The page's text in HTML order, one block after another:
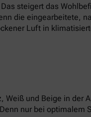
steigert das
die eingearbeitete,
Luft in
Weiß und Beige in der
nur bei optimalem